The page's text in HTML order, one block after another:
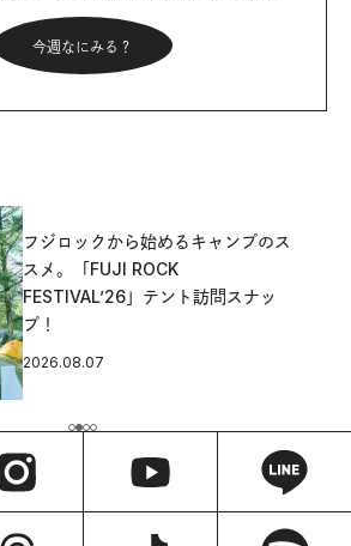
今週なにみる？
フジロックから始めるキャンプのス
スメ。「FUJI ROCK
FESTIVAL’26」テント訪問スナッ
プ！
2026.08.07